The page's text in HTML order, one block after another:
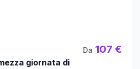
giornata di
Da 107 €